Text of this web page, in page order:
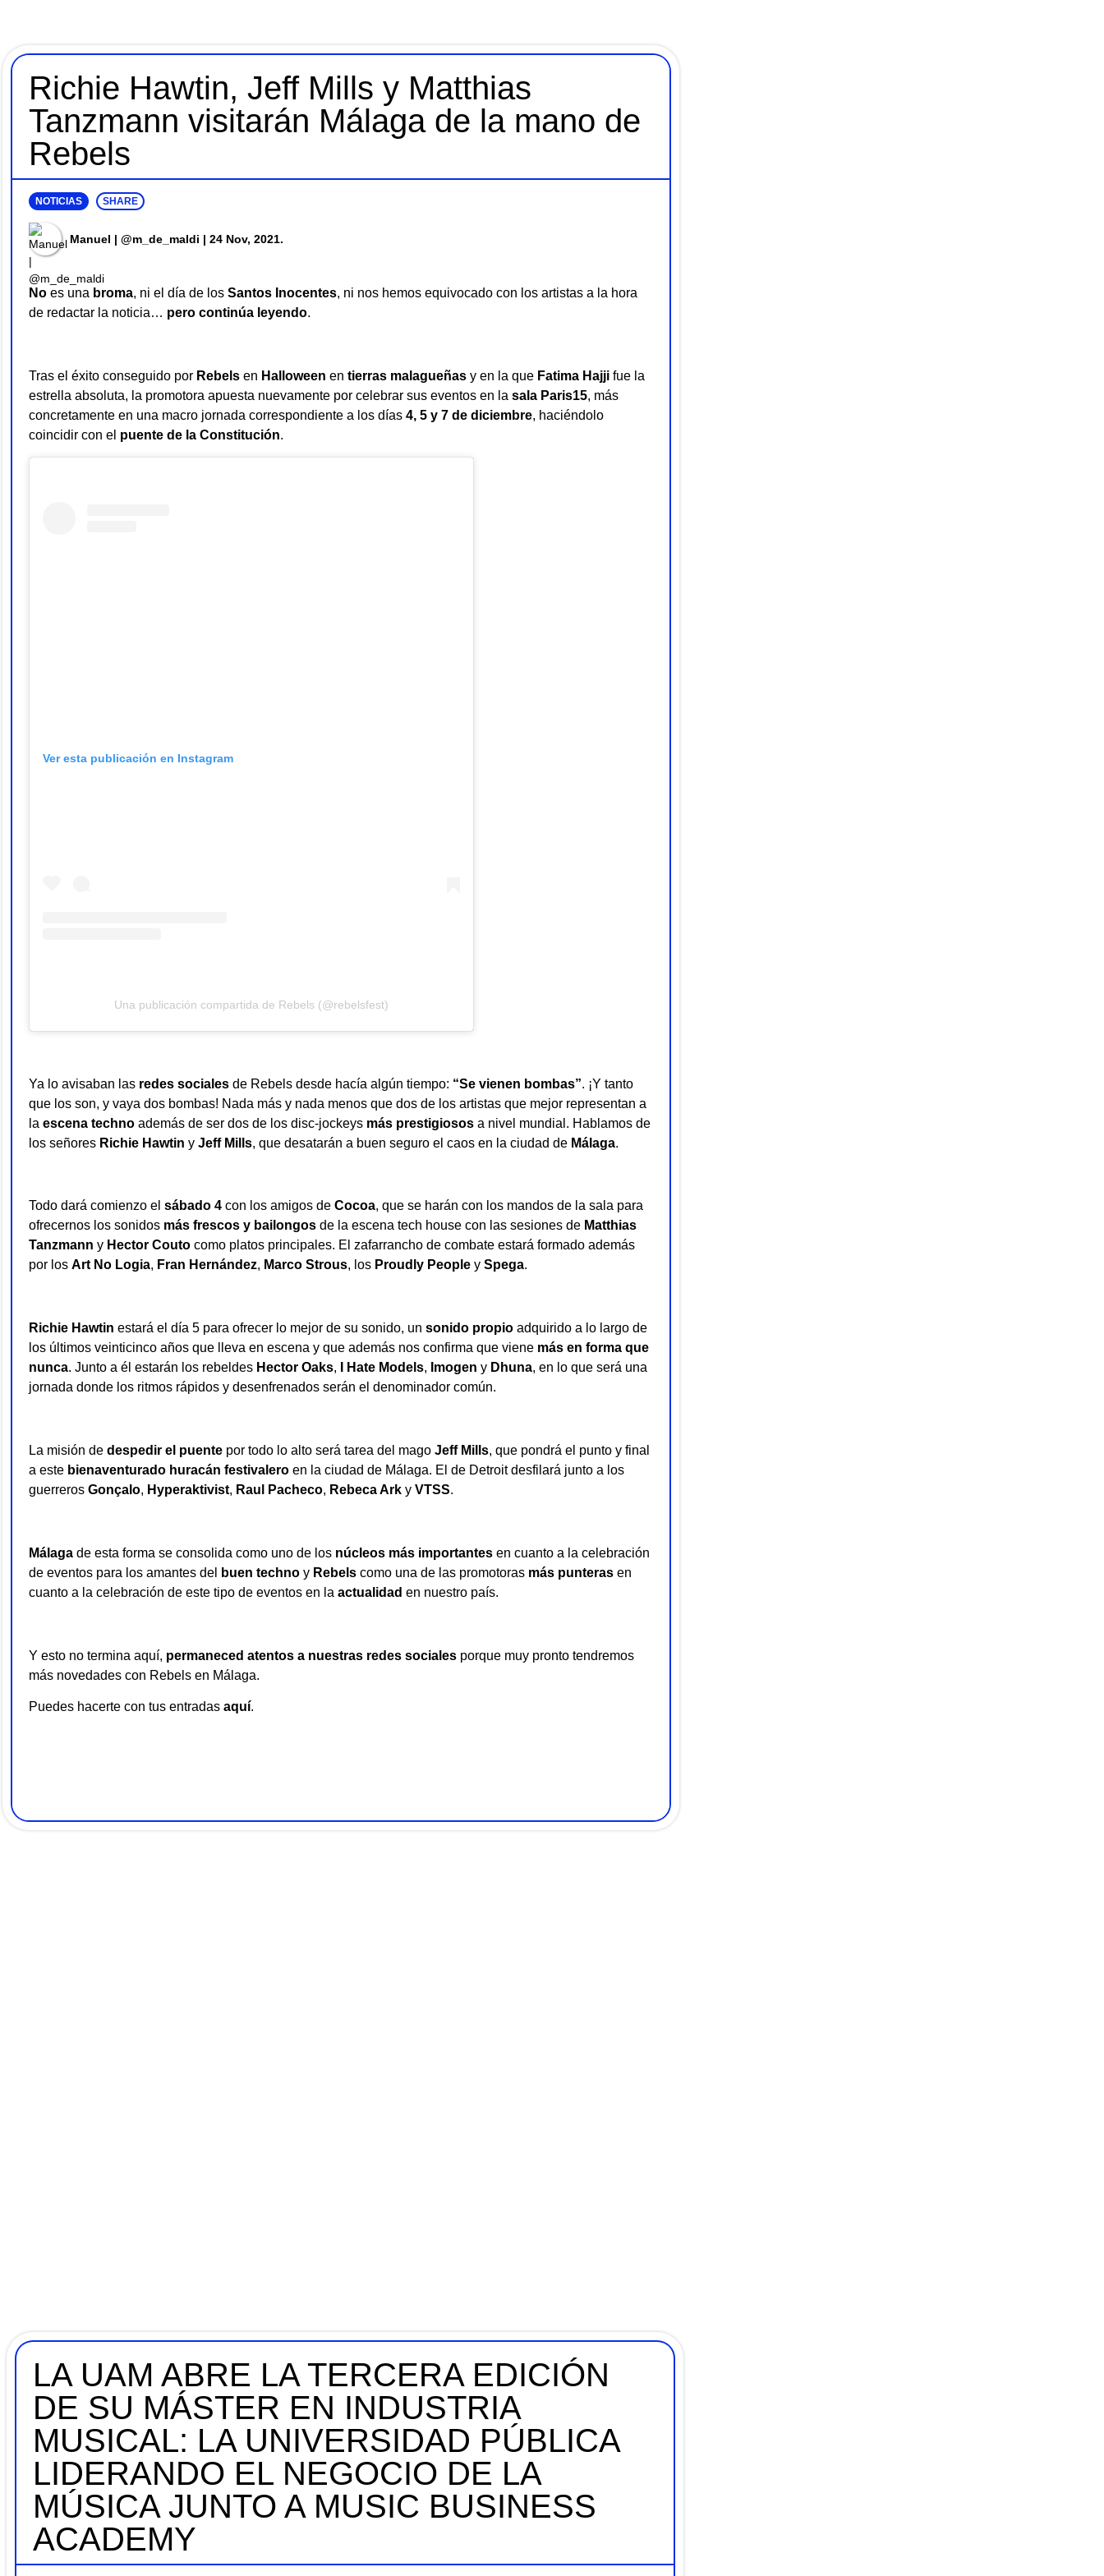
Richie Hawtin, Jeff Mills y Matthias
Tanzmann visitarán Málaga de la mano de
Rebels
NOTICIAS SHARE
Manuel | @m_de_maldi | 24 Nov, 2021.
No es una broma, ni el día de los Santos Inocentes, ni nos hemos equivocado con los artistas a la hora
de redactar la noticia… pero continúa leyendo.
Tras el éxito conseguido por Rebels en Halloween en tierras malagueñas y en la que Fatima Hajji fue la
estrella absoluta, la promotora apuesta nuevamente por celebrar sus eventos en la sala Paris15, más
concretamente en una macro jornada correspondiente a los días 4, 5 y 7 de diciembre, haciéndolo
coincidir con el puente de la Constitución.
Ver esta publicación en Instagram
Una publicación compartida de Rebels (@rebelsfest)
Ya lo avisaban las redes sociales de Rebels desde hacía algún tiempo: “Se vienen bombas”. ¡Y tanto
que los son, y vaya dos bombas! Nada más y nada menos que dos de los artistas que mejor representan a
la escena techno además de ser dos de los disc-jockeys más prestigiosos a nivel mundial. Hablamos de
los señores Richie Hawtin y Jeff Mills, que desatarán a buen seguro el caos en la ciudad de Málaga.
Todo dará comienzo el sábado 4 con los amigos de Cocoa, que se harán con los mandos de la sala para
ofrecernos los sonidos más frescos y bailongos de la escena tech house con las sesiones de Matthias
Tanzmann y Hector Couto como platos principales. El zafarrancho de combate estará formado además
por los Art No Logia, Fran Hernández, Marco Strous, los Proudly People y Spega.
Richie Hawtin estará el día 5 para ofrecer lo mejor de su sonido, un sonido propio adquirido a lo largo de
los últimos veinticinco años que lleva en escena y que además nos confirma que viene más en forma que
nunca. Junto a él estarán los rebeldes Hector Oaks, I Hate Models, Imogen y Dhuna, en lo que será una
jornada donde los ritmos rápidos y desenfrenados serán el denominador común.
La misión de despedir el puente por todo lo alto será tarea del mago Jeff Mills, que pondrá el punto y final
a este bienaventurado huracán festivalero en la ciudad de Málaga. El de Detroit desfilará junto a los
guerreros Gonçalo, Hyperaktivist, Raul Pacheco, Rebeca Ark y VTSS.
Málaga de esta forma se consolida como uno de los núcleos más importantes en cuanto a la celebración
de eventos para los amantes del
buen techno y Rebels como una de las promotoras más punteras en
cuanto a la celebración de este tipo de eventos en la actualidad en nuestro país.
Y esto no termina aquí, permaneced atentos a nuestras redes sociales porque muy pronto tendremos
más novedades con Rebels en Málaga.
Puedes hacerte con tus entradas aquí.
LA UAM ABRE LA TERCERA EDICIÓN
DE SU MÁSTER EN INDUSTRIA
MUSICAL: LA UNIVERSIDAD PÚBLICA
LIDERANDO EL NEGOCIO DE LA
MÚSICA JUNTO A MUSIC BUSINESS
ACADEMY